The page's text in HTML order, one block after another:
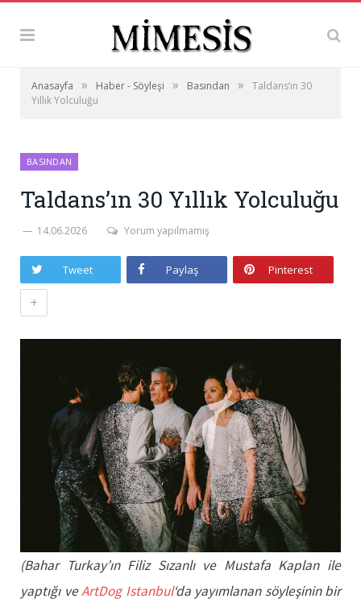
Anasayfa » Haber - Söyleşi » Basından »
Taldans’ın 30
Yıllık Yolculuğu
BASINDAN
Taldans’ın 30 Yıllık Yolculuğu
14.06.2026 Yorum yapılmamış
Tweet Paylaş Pinterest
+
(Bahar Turkay’ın Filiz Sızanlı ve Mustafa Kaplan ile
yaptığı veArtDog Istanbul‘da yayımlanan söyleşinin bir